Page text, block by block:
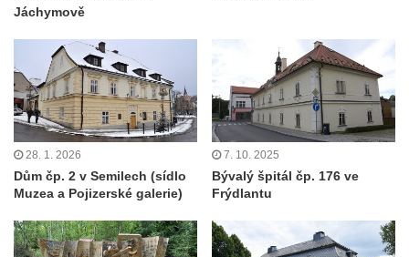
Jáchymově
28. 1. 2026
Dům čp. 2 v Semilech (sídlo
Muzea a Pojizerské galerie)
7. 10. 2025
Bývalý špitál čp. 176 ve
Frýdlantu